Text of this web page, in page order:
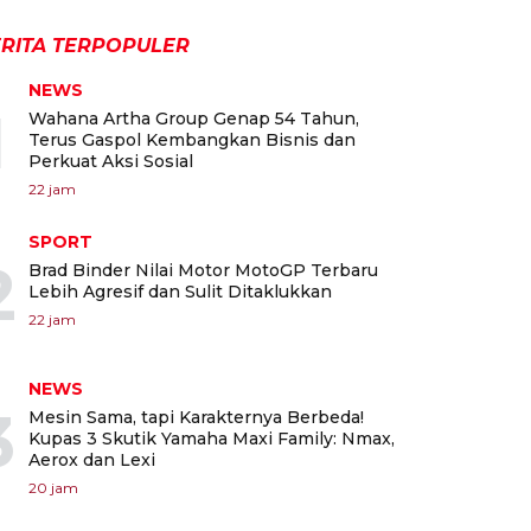
TERPOPULER
NEWS
Wahana Artha Group Genap 54 Tahun,
Terus Gaspol Kembangkan Bisnis dan
Perkuat Aksi Sosial
22 jam
SPORT
Brad Binder Nilai Motor MotoGP Terbaru
Lebih Agresif dan Sulit Ditaklukkan
22 jam
NEWS
Mesin Sama, tapi Karakternya Berbeda!
Kupas 3 Skutik Yamaha Maxi Family: Nmax,
Aerox dan Lexi
20 jam